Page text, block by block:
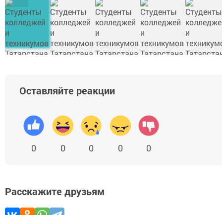
Оставляйте реакции
0 0 0 0 0
Расскажите друзьям